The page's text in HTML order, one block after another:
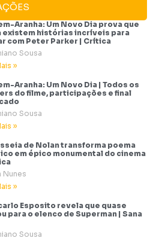
Aranha: Um Novo Dia prova que
existem histórias incríveis para
com Peter Parker | Crítica
Sousa
»
Aranha: Um Novo Dia | Todos os
do filme, participações e final
Sousa
»
de Nolan transforma poema
em épico monumental do cinema
Nunes
»
Esposito revela que quase
para o elenco de Superman | Sana
Sousa